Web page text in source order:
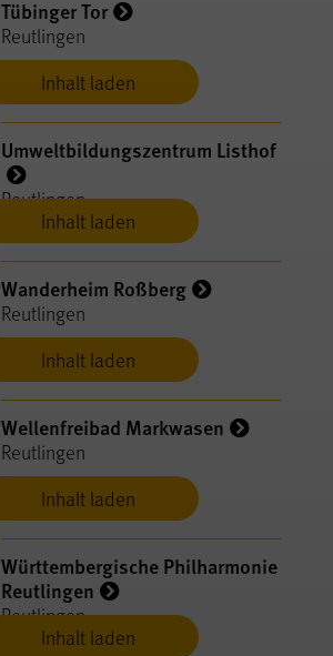
Inhalt laden
Tübinger Tor
Reutlingen
Inhalt laden
Umweltbildungszentrum Listhof
Reutlingen
Inhalt laden
Wanderheim Roßberg
Reutlingen
Inhalt laden
Wellenfreibad Markwasen
Reutlingen
Inhalt laden
Württembergische Philharmonie
Reutlingen
Reutlingen